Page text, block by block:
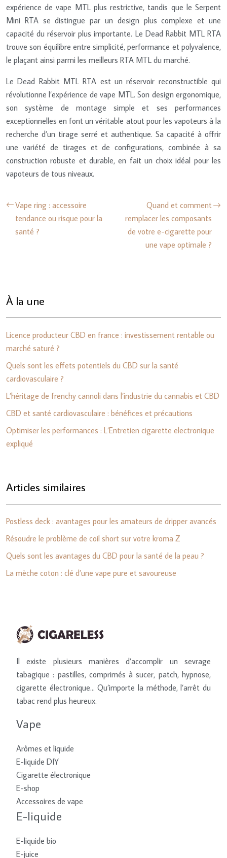
expérience de vape MTL plus restrictive, tandis que le Serpent
Mini RTA se distingue par un design plus complexe et une
capacité du réservoir plus importante. Le Dead Rabbit MTL RTA
trouve son équilibre entre simplicité, performance et polyvalence,
le plaçant ainsi parmi les meilleurs RTA MTL du marché.
Le Dead Rabbit MTL RTA est un réservoir reconstructible qui
révolutionne l’expérience de vape MTL. Son design ergonomique,
son système de montage simple et ses performances
exceptionnelles en font un véritable atout pour les vapoteurs à la
recherche d’un tirage serré et authentique. Sa capacité à offrir
une variété de tirages et de configurations, combinée à sa
construction robuste et durable, en fait un choix idéal pour les
vapoteurs de tous niveaux.
Vape ring : accessoire
tendance ou risque pour la
santé ?
Quand et comment
remplacer les composants
de votre e-cigarette pour
une vape optimale ?
À la une
Licence producteur CBD en france : investissement rentable ou
marché saturé ?
Quels sont les effets potentiels du CBD sur la santé
cardiovasculaire ?
L’héritage de frenchy cannoli dans l’industrie du cannabis et CBD
CBD et santé cardiovasculaire : bénéfices et précautions
Optimiser les performances : L’Entretien cigarette electronique
expliqué
Articles similaires
Postless deck : avantages pour les amateurs de dripper avancés
Résoudre le problème de coil short sur votre kroma Z
Quels sont les avantages du CBD pour la santé de la peau ?
La mèche coton : clé d’une vape pure et savoureuse
Il existe plusieurs manières d’accomplir un sevrage
tabagique : pastilles, comprimés à sucer, patch, hypnose,
cigarette électronique… Qu’importe la méthode, l’arrêt du
tabac rend plus heureux.
Vape
Arômes et liquide
E-liquide DIY
Cigarette électronique
E-shop
Accessoires de vape
E-liquide
E-liquide bio
E-juice